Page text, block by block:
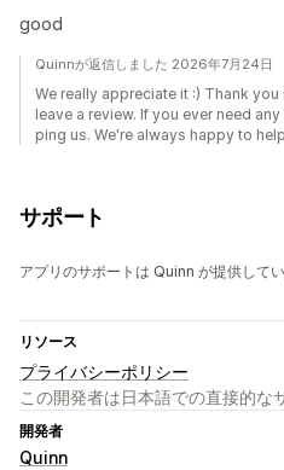
good
Quinnが返信しました 2026年7月24日
We really appreciate it :) Thank
leave a review. If you ever need
ping us. We're always happy to
サポート
アプリのサポートは Quinn が提供してい
リソース
プライバシーポリシー
この開発者は日本語での直接的な
開発者
Quinn